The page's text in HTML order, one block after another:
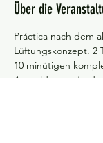
Über die
Práctica nach dem
Lüftungskonzept. 2
10 minütigen
Anmeldung